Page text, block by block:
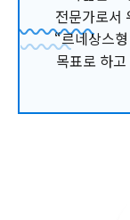
전문가로서
“르네상스
목표로 하